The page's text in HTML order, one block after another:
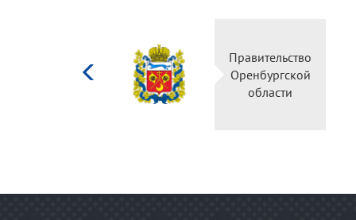
Правительство
Оренбургской
области